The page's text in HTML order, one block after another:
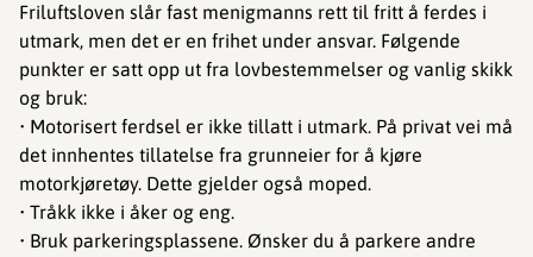
Friluftsloven slår fast menigmanns rett til fritt å ferdes i
utmark, men det er en frihet under ansvar. Følgende
punkter er satt opp ut fra lovbestemmelser og vanlig skikk
og bruk:
• Motorisert ferdsel er ikke tillatt i utmark. På privat vei må
det innhentes tillatelse fra grunneier for å kjøre
motorkjøretøy. Dette gjelder også moped.
• Tråkk ikke i åker og eng.
• Bruk parkeringsplassene. Ønsker du å parkere andre